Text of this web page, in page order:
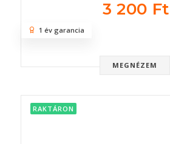
3 200 Ft
MEGNÉZEM
1 év garancia
RAKTÁRON